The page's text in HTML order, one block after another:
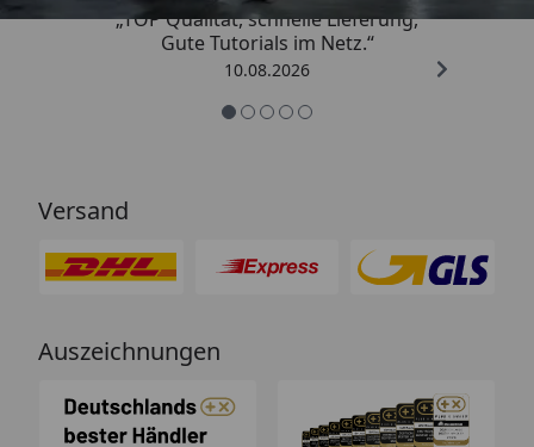
„TOP Qualität, schnelle Lieferung,
Gute Tutorials im Netz.“
10.08.2026
Versand
Auszeichnungen